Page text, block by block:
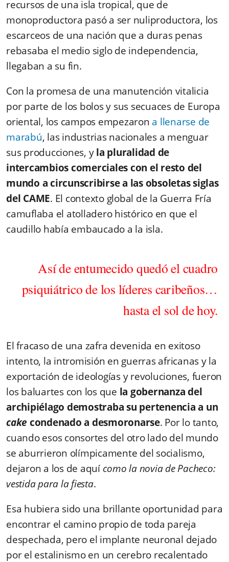
recursos de una isla tropical, que de
monoproductora pasó a ser nuliproductora, los
escarceos de una nación que a duras penas
rebasaba el medio siglo de independencia,
llegaban a su fin.
Con la promesa de una manutención vitalicia
por parte de los bolos y sus secuaces de Europa
oriental, los campos empezaron a llenarse de
marabú, las industrias nacionales a menguar
sus producciones, yla pluralidad de
intercambios comerciales con el resto del
mundo a circunscribirse a las obsoletas siglas
del CAME. El contexto global de la Guerra Fría
camuflaba el atolladero histórico en que el
caudillo había embaucado a la isla.
Así de entumecido quedó el cuadro
psiquiátrico de los líderes caribeños…
hasta el sol de hoy.
El fracaso de una zafra devenida en exitoso
intento, la intromisión en guerras africanas y la
exportación de ideologías y revoluciones, fueron
los baluartes con los que la gobernanza del
archipiélago demostraba su pertenencia a un
cake condenado a desmoronarse. Por lo tanto,
cuando esos consortes del otro lado del mundo
se aburrieron olímpicamente del socialismo,
dejaron a los de aquí como la novia de Pacheco:
vestida para la fiesta.
Esa hubiera sido una brillante oportunidad para
encontrar el camino propio de toda pareja
despechada, pero el implante neuronal dejado
por el estalinismo en un cerebro recalentado